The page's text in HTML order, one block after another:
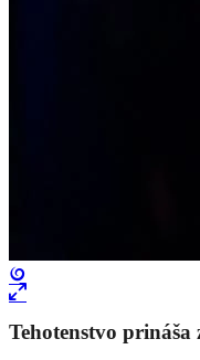
Tehotenstvo